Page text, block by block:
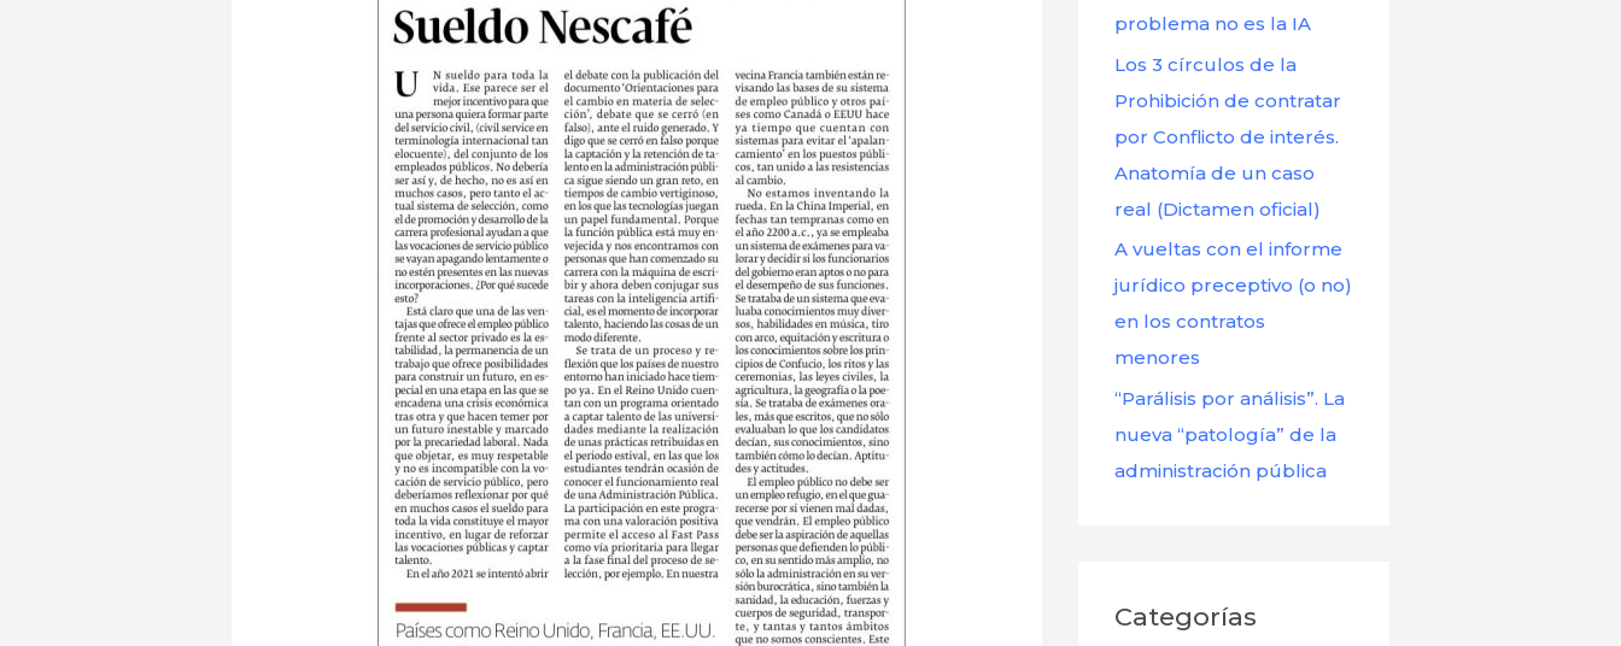
problema no es la IA
Los 3 círculos de la
Prohibición de contratar
por Conflicto de interés.
Anatomía de un caso
real (Dictamen oficial)
A vueltas con el informe
jurídico preceptivo (o no)
en los contratos
menores
“Parálisis por análisis”. La
nueva “patología” de la
administración pública
Categorías